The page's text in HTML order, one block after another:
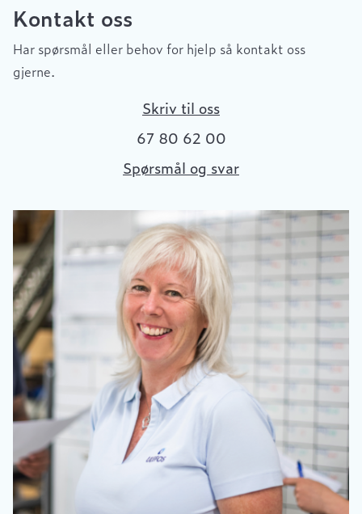
Kontakt oss
Har spørsmål eller behov for hjelp så kontakt oss
gjerne.
Skriv til oss
67 80 62 00
Spørsmål og svar